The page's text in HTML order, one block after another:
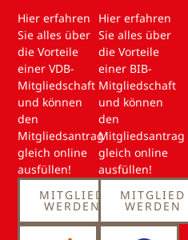
Hier erfahren
Sie alles über
die Vorteile
einer VDB-
Mitgliedschaft
und können
den
Mitgliedsantrag
gleich online
ausfüllen!
MITGLIED
WERDEN
Hier erfahren
Sie alles über
die Vorteile
einer BIB-
Mitgliedschaft
und können
den
Mitgliedsantrag
gleich online
ausfüllen!
MITGLIED
WERDEN